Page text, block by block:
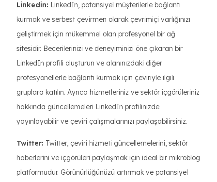
Linkedin: LinkedIn, potansiyel müşterilerle bağlantı
kurmak ve serbest çevirmen olarak çevrimiçi varlığınızı
geliştirmek için mükemmel olan profesyonel bir ağ
sitesidir. Becerilerinizi ve deneyiminizi öne çıkaran bir
LinkedIn profili oluşturun ve alanınızdaki diğer
profesyonellerle bağlantı kurmak için çeviriyle ilgili
gruplara katılın. Ayrıca hizmetleriniz ve sektör içgörüleriniz
hakkında güncellemeleri LinkedIn profilinizde
yayınlayabilir ve çeviri çalışmalarınızı paylaşabilirsiniz.
Twitter: Twitter, çeviri hizmeti güncellemelerini, sektör
haberlerini ve içgörüleri paylaşmak için ideal bir mikroblog
platformudur. Görünürlüğünüzü artırmak ve potansiyel